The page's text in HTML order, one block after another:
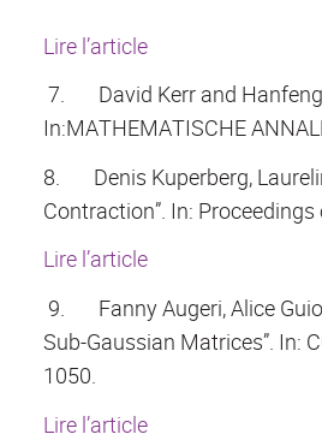
Lire l’article
7.
David Kerr and
In:MATHEMATISCHE
8.
Denis Kuperberg,
Contraction”. In:
Lire l’article
9.
Fanny Augeri, Alice
Sub-Gaussian Matrices”. In:
1050.
Lire l’article